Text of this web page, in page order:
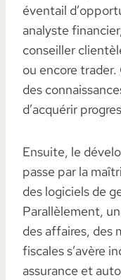
éventail
analyste
conseiller
ou encore
des
d’acquérir
Ensuite, le
passe par la
des logiciels de
Parallèlement,
des affaires, des
fiscales s’avère
assurance et